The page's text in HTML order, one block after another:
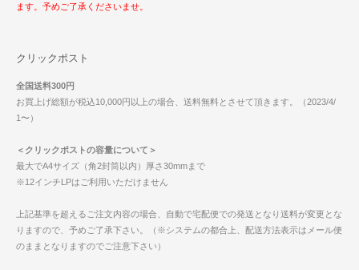
ます。予めご了承くださいませ。
クリックポスト
全国送料300円
お買上げ総額が税込10,000円以上の場合、送料無料とさせて頂きます。（2023/4/
1〜）
＜クリックポストの容量について＞
最大でA4サイズ（角2封筒以内）厚さ30mmまで
※12インチLPはご利用いただけません
上記基準を超えるご注文内容の場合、自動で宅配便での発送となり送料が変更とな
りますので、予めご了承下さい。（※システムの都合上、配送方法表示はメール便
のままとなりますのでご注意下さい）